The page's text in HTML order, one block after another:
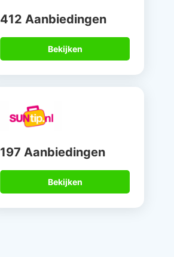
412 Aanbiedingen
Bekijken
197 Aanbiedingen
Bekijken